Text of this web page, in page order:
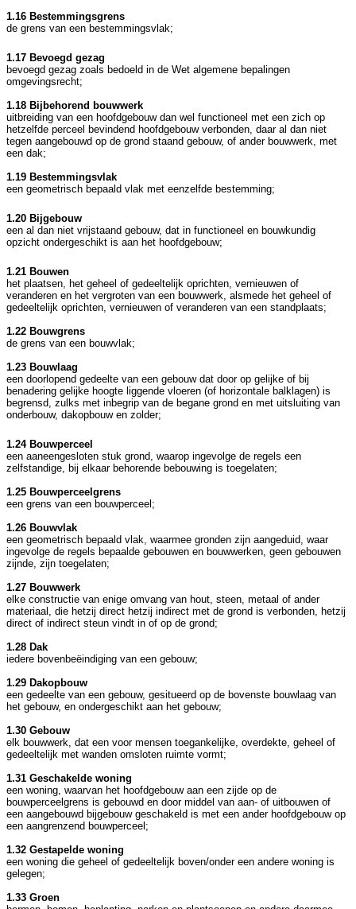
1.16 Bestemmingsgrens
de grens van een bestemmingsvlak;
1.17 Bevoegd gezag
bevoegd gezag zoals bedoeld in de Wet algemene bepalingen
omgevingsrecht;
1.18 Bijbehorend bouwwerk
uitbreiding van een hoofdgebouw dan wel functioneel met een zich op
hetzelfde perceel bevindend hoofdgebouw verbonden, daar al dan niet
tegen aangebouwd op de grond staand gebouw, of ander bouwwerk, met
een dak;
1.19 Bestemmingsvlak
een geometrisch bepaald vlak met eenzelfde bestemming;
1.20 Bijgebouw
een al dan niet vrijstaand gebouw, dat in functioneel en bouwkundig
opzicht ondergeschikt is aan het hoofdgebouw;
1.21 Bouwen
het plaatsen, het geheel of gedeeltelijk oprichten, vernieuwen of
veranderen en het vergroten van een bouwwerk, alsmede het geheel of
gedeeltelijk oprichten, vernieuwen of veranderen van een standplaats;
1.22 Bouwgrens
de grens van een bouwvlak;
1.23 Bouwlaag
een doorlopend gedeelte van een gebouw dat door op gelijke of bij
benadering gelijke hoogte liggende vloeren (of horizontale balklagen) is
begrensd, zulks met inbegrip van de begane grond en met uitsluiting van
onderbouw, dakopbouw en zolder;
1.24 Bouwperceel
een aaneengesloten stuk grond, waarop ingevolge de regels een
zelfstandige, bij elkaar behorende bebouwing is toegelaten;
1.25 Bouwperceelgrens
een grens van een bouwperceel;
1.26 Bouwvlak
een geometrisch bepaald vlak, waarmee gronden zijn aangeduid, waar
ingevolge de regels bepaalde gebouwen en bouwwerken, geen gebouwen
zijnde, zijn toegelaten;
1.27 Bouwwerk
elke constructie van enige omvang van hout, steen, metaal of ander
materiaal, die hetzij direct hetzij indirect met de grond is verbonden, hetzij
direct of indirect steun vindt in of op de grond;
1.28 Dak
iedere bovenbeëindiging van een gebouw;
1.29 Dakopbouw
een gedeelte van een gebouw, gesitueerd op de bovenste bouwlaag van
het gebouw, en ondergeschikt aan het gebouw;
1.30 Gebouw
elk bouwwerk, dat een voor mensen toegankelijke, overdekte, geheel of
gedeeltelijk met wanden omsloten ruimte vormt;
1.31 Geschakelde woning
een woning, waarvan het hoofdgebouw aan een zijde op de
bouwperceelgrens is gebouwd en door middel van aan- of uitbouwen of
een aangebouwd bijgebouw geschakeld is met een ander hoofdgebouw op
een aangrenzend bouwperceel;
1.32 Gestapelde woning
een woning die geheel of gedeeltelijk boven/onder een andere woning is
gelegen;
1.33 Groen